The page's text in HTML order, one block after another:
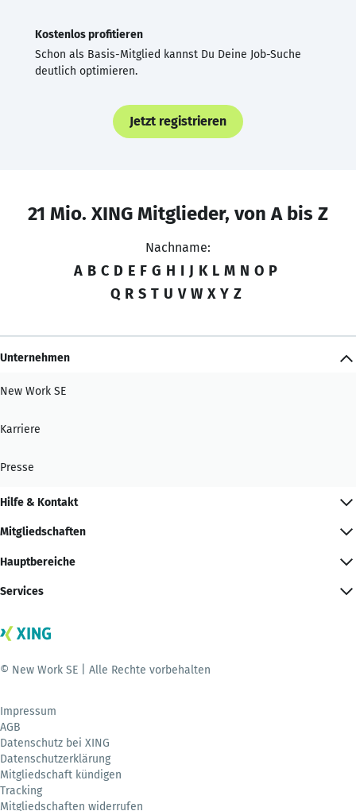
Kostenlos profitieren
Schon als Basis-Mitglied kannst Du Deine Job-Suche
deutlich optimieren.
Jetzt registrieren
21 Mio. XING Mitglieder, von A bis Z
Nachname:
A B C D E F G H I J K L M N O P
Q R S T U V W X Y Z
Unternehmen
New Work SE
Karriere
Presse
Hilfe & Kontakt
Mitgliedschaften
Hauptbereiche
Services
© New Work SE | Alle Rechte vorbehalten
Impressum
AGB
Datenschutz bei XING
Datenschutzerklärung
Mitgliedschaft kündigen
Tracking
Mitgliedschaften widerrufen